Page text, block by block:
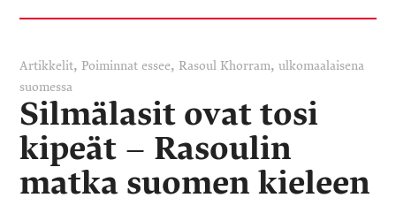
Artikkelit, Poiminnat essee, Rasoul Khorram,ulkomaalaisena
suomessa
Silmälasit ovat tosi
kipeät – Rasoulin
matka suomen kieleen